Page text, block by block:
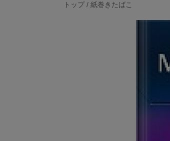
トップ/ 紙巻きたばこ